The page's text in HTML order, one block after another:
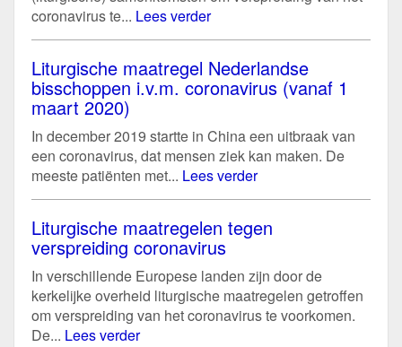
coronavirus te... Lees verder
Liturgische maatregel Nederlandse
bisschoppen i.v.m. coronavirus (vanaf 1
maart 2020)
In december 2019 startte in China een uitbraak van
een coronavirus, dat mensen ziek kan maken. De
meeste patiënten met... Lees verder
Liturgische maatregelen tegen
verspreiding coronavirus
In verschillende Europese landen zijn door de
kerkelijke overheid liturgische maatregelen getroffen
om verspreiding van het coronavirus te voorkomen.
De... Lees verder